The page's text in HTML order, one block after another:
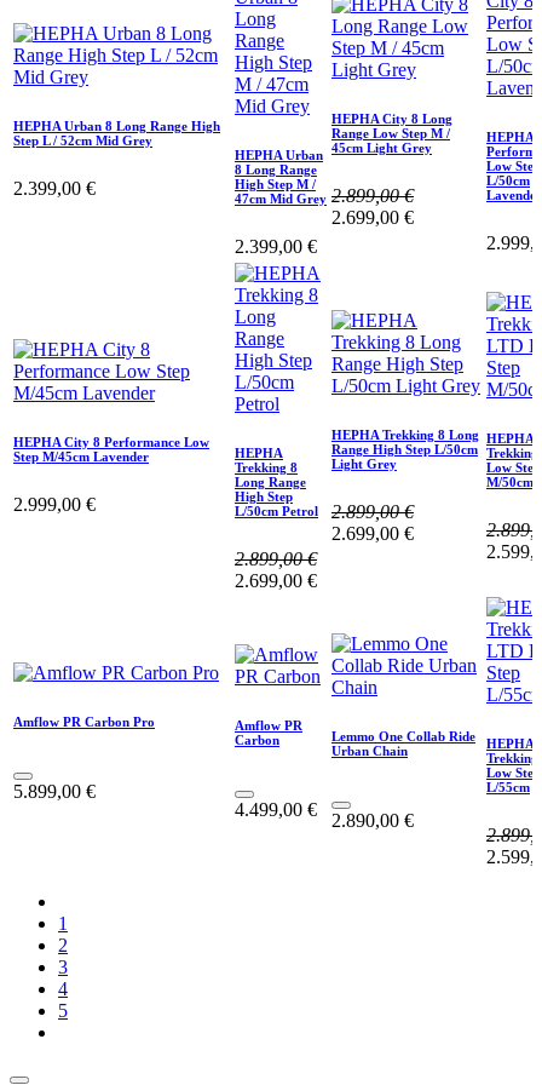
HEPHA Urban 8 Long Range High
Step L / 52cm Mid Grey
2.399,00 €
HEPHA Urban
8 Long Range
High Step M /
47cm Mid Grey
2.399,00 €
HEPHA City 8 Long
Range Low Step M /
45cm Light Grey
2.899,00€
2.699,00 €
HEPHA
Low Step
L/50cm
Lavender
HEPHA City 8 Performance Low
Step M/45cm Lavender
2.999,00 €
HEPHA
Trekking 8
Long Range
High Step
L/50cm Petrol
2.899,00€
2.699,00 €
HEPHA Trekking 8 Long
Range High Step L/50cm
Light Grey
2.899,00€
2.699,00 €
HEPHA
Trekking
Low Step
M/50cm
Amflow PR Carbon Pro
5.899,00 €
Amflow PR
Carbon
4.499,00 €
Lemmo One Collab Ride
Urban Chain
2.890,00 €
HEPHA
Trekking
Low Step
L/55cm
1
2
3
4
5